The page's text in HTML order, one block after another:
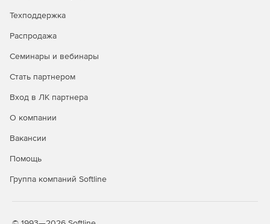
Техподдержка
Распродажа
Семинары и вебинары
Стать партнером
Вход в ЛК партнера
О компании
Вакансии
Помощь
Группа компаний Softline